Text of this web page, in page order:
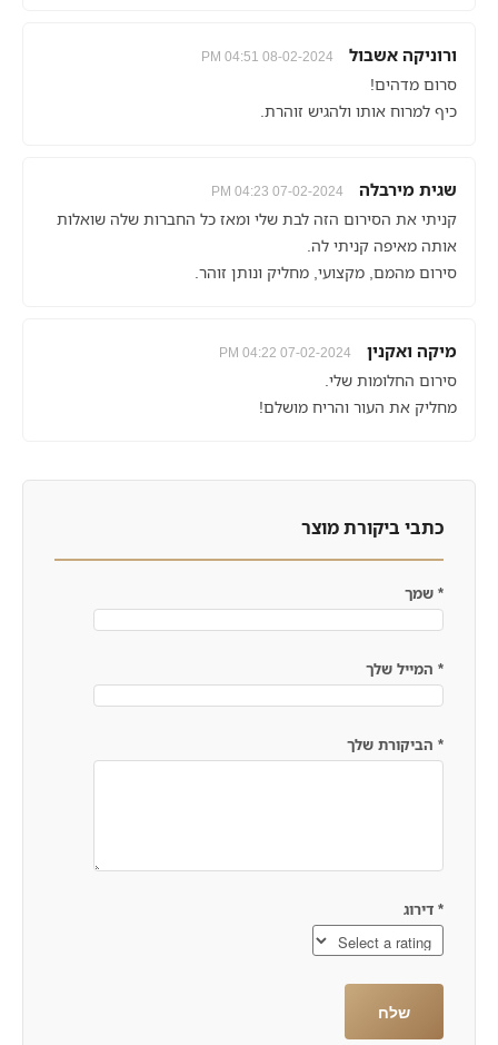
ורוניקה אשבול 08-02-2024 04:51 PM
סרום מדהים!
כיף למרוח אותו ולהגיש זוהרת.
שגית מירבלה 07-02-2024 04:23 PM
קניתי את הסירום הזה לבת שלי ומאז כל החברות שלה שואלות
אותה מאיפה קניתי לה.
סירום מהמם, מקצועי, מחליק ונותן זוהר.
מיקה ואקנין 07-02-2024 04:22 PM
סירום החלומות שלי.
מחליק את העור והריח מושלם!
כתבי ביקורת מוצר
* שמך
* המייל שלך
* הביקורת שלך
* דירוג